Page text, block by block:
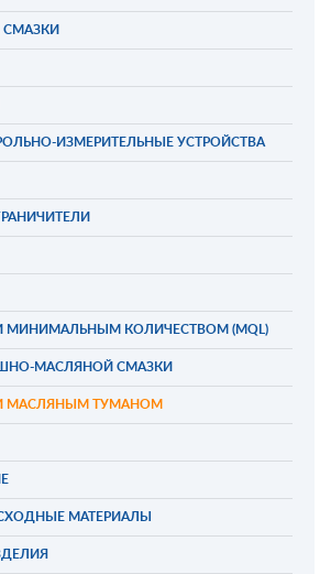
СМАЗКИ
ИЗМЕРИТЕЛЬНЫЕ УСТРОЙСТВА
МИНИМАЛЬНЫМ КОЛИЧЕСТВОМ (MQL)
МАСЛЯНОЙ СМАЗКИ
МАСЛЯНЫМ ТУМАНОМ
МАТЕРИАЛЫ